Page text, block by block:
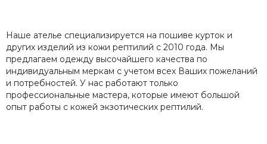
Наше ателье специализируется на пошиве курток и
других изделий из кожи рептилий с 2010 года. Мы
предлагаем одежду высочайшего качества по
индивидуальным меркам с учетом всех Ваших пожеланий
и потребностей. У нас работают только
профессиональные мастера, которые имеют большой
опыт работы с кожей экзотических рептилий.